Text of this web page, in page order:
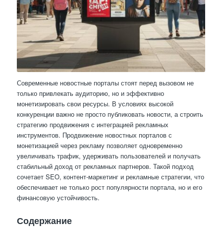
Современные новостные порталы стоят перед вызовом не
только привлекать аудиторию, но и эффективно
монетизировать свои ресурсы. В условиях высокой
конкуренции важно не просто публиковать новости, а строить
стратегию продвижения с интеграцией рекламных
инструментов. Продвижение новостных порталов с
монетизацией через рекламу позволяет одновременно
увеличивать трафик, удерживать пользователей и получать
стабильный доход от рекламных партнеров. Такой подход
сочетает SEO, контент-маркетинг и рекламные стратегии, что
обеспечивает не только рост популярности портала, но и его
финансовую устойчивость.
Содержание